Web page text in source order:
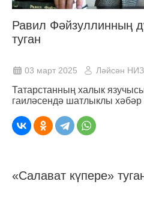
Равил Фәйзуллинның
туган
03 март 2025 Ләйсән
Татарстанның халык
гаиләсендә шатлыклы хәбәр
«Салават күпере»